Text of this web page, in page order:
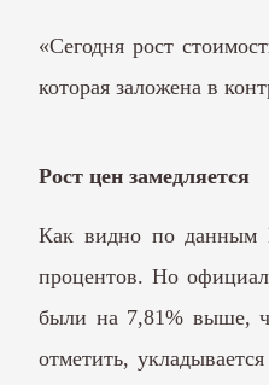
«Сегодня рост
которая заложена в
Рост цен замедляется
Как видно по данным
процентов. Но
были на 7,81% выше,
отметить,